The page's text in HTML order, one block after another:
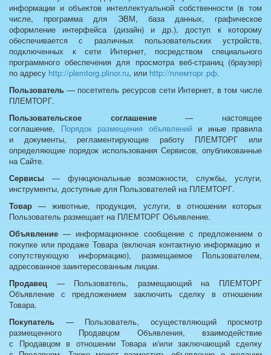
информации и объектов интеллектуальной собственности (в том
числе, программа для ЭВМ, база данных, графическое
оформление интерфейса (дизайн) и др.), доступ к которому
обеспечивается с различных пользовательских устройств,
подключенных к сети Интернет, посредством специального
программного обеспечения для просмотра веб-страниц (браузер)
по адресу http://plemtorg.plinor.ru, или http://племторг.рф.
Пользователь — посетитель ресурсов сети Интернет, в том числе
ПЛЕМТОРГ.
Пользовательское соглашение— настоящее
соглашение, Порядок размещения объявленийи иные правила
и документы, регламентирующие работу ПЛЕМТОРГ или
определяющие порядок использования Сервисов, опубликованные
на Сайте.
Сервисы — функциональные возможности, службы, услуги,
инструменты, доступные для Пользователей на ПЛЕМТОРГ.
Товар — животные, продукция, услуги, в отношении которых
Пользователь размещает на ПЛЕМТОРГ Объявление.
Объявление — информационное сообщение с предложением о
покупке или продаже Товара (включая контактную информацию и
сопутствующую информацию), размещаемое Пользователем,
адресованное заинтересованным лицам.
Продавец — Пользователь, размещающий на ПЛЕМТОРГ
Объявление с предложением заключить сделку в отношении
Товара.
Покупатель — Пользователь, осуществляющий просмотр
размещенного Продавцом Объявления, взаимодействие
с Продавцом в отношении Товара и/или заключающий сделку